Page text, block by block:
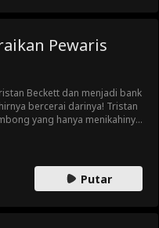
Pewaris
Beckett dan menjadi bank
bercerai darinya! Tristan
yang hanya menikahinya
Putar